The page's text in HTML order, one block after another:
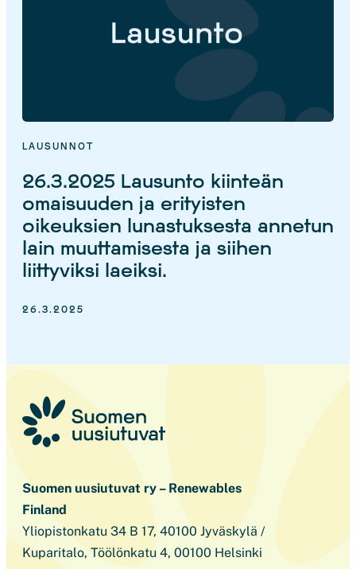
LAUSUNNOT
26.3.2025 Lausunto kiinteän
omaisuuden ja erityisten
oikeuksien lunastuksesta annetun
lain muuttamisesta ja siihen
liittyviksi laeiksi.
26.3.2025
Suomen uusiutuvat ry – Renewables
Finland
Yliopistonkatu 34 B 17, 40100 Jyväskylä /
Kuparitalo, Töölönkatu 4, 00100 Helsinki